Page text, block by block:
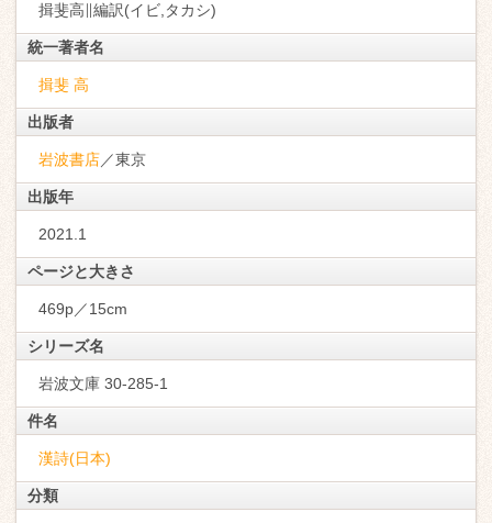
揖斐高∥編訳(イビ,タカシ)
統一著者名
揖斐 高
出版者
岩波書店／東京
出版年
2021.1
ページと大きさ
469p／15cm
シリーズ名
岩波文庫 30-285-1
件名
漢詩(日本)
分類